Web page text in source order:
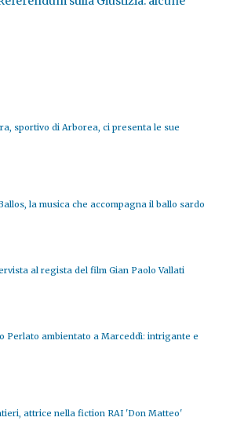
sportivo di Arborea, ci presenta le sue
la musica che accompagna il ballo sardo
al regista del film Gian Paolo Vallati
Perlato ambientato a Marceddì: intrigante e
attrice nella fiction RAI 'Don Matteo'